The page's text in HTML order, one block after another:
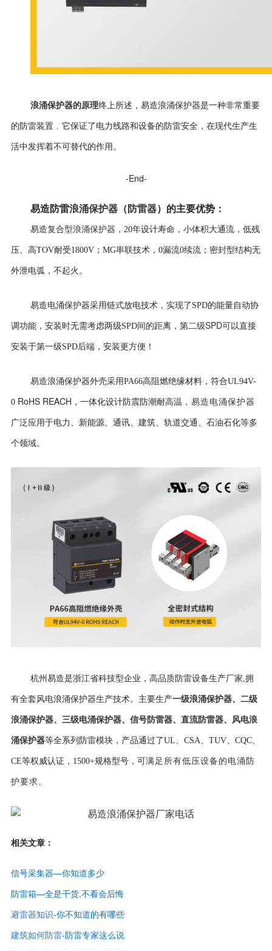
浪涌保护器的原理终上所述，易造浪涌保护器是一种非常重要
的防雷装置﹐它保证了电力线路和设备的防雷安全，在现代生产生
活中发挥着不可替代的作用。
-End-
易造防雷浪涌保护器（防雷器） 的主要优势：
易造复合型浪涌保护器 ， 20年设计寿命， 小体积大通流，低残
压、高TOV耐受1800V；MG串联技术，0漏流0续流；密封型结构无
外泄电弧，不起火。
易造电涌保护器采用链式放电技术，实现了SPD的能量自动协
调功能，安装时无需考虑两级SPD间的距离，第二级SPD可以直接
安装于第一级SPD后端，安装更方便！
易造浪涌保护器外壳采用PA66高阻燃绝缘材料，符合UL94V-
0 RoHS REACH ，一体化设计防震防潮耐高温 ，易造电涌保护器
广泛应用于电力、新能源、通讯、建筑、轨道交通、石油石化等多
个领域。
杭州易造是浙江省科技型企业，高品质防雷设备生产厂家,拥
有全套风电浪涌保护器生产技术。主要生产一级浪涌保护器、 二级
浪涌保护器、 三级电涌保护器、 信号防雷器、 直流防雷器、
风电浪
涌保护器等全系列防雷模块，产品通过了UL、CSA、TUV、CQC、
CE等权威认证， 1500+规格型号，可满足所有低压设备的电涌防
护要求。
相关文章：
信号采集器—你知道多少
防雷箱—全是干货,不看会后悔
避雷器知识-你不知道的有哪些
建筑如何防雷-防雷专家这么说